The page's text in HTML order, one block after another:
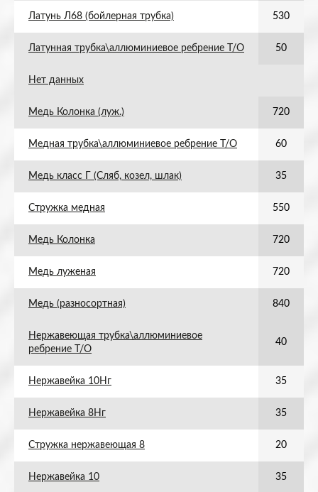
Латунь Л68 (бойлерная трубка) 530
Латунная трубка\аллюминиевое ребрение Т/О 50
Нет данных
Медь Колонка (луж.) 720
Медная трубка\аллюминиевое ребрение Т/О 60
Медь класс Г (Сляб, козел, шлак) 35
Стружка медная 550
Медь Колонка 720
Медь луженая 720
Медь (разносортная) 840
Нержавеющая трубка\аллюминиевое
ребрение Т/О
40
Нержавейка 10Нг 35
Нержавейка 8Нг 35
Стружка нержавеющая 8 20
Нержавейка 10 35